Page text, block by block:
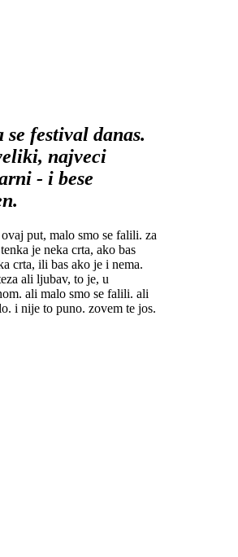
se festival danas.
najveci
- i bese
put, malo smo se falili. za
je neka crta, ako bas
crta, ili bas ako je i nema.
ali ljubav, to je, u
ali malo smo se falili. ali
i nije to puno. zovem te jos.